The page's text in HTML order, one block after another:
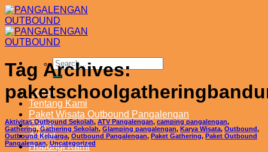
Skip
to
content
Home
Tentang Kami
Paket Wisata Outbound Pangalengan
Galeri
Artikel
Hubungi Kami
Tag Archives:
Aktivitas Outbound Sekolah, ATV Pangalengan, camping pangalengan,
Gathering,Gathering Sekolah, Glamping pangalengan, Karya Wisata, Outbound,
Outbound Keluarga, Outbound Pangalengan, Paket Gathering, Paket Outbound
Pangalengan,Uncategorized